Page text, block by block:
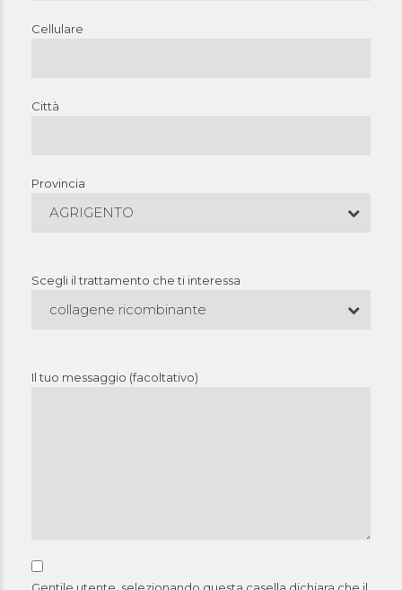
Cellulare
Città
Provincia
AGRIGENTO
Scegli il trattamento che ti interessa
collagene ricombinante
Il tuo messaggio (facoltativo)